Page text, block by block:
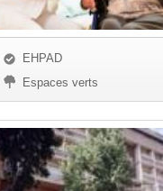
EHPAD
Espaces verts